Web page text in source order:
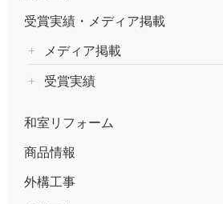
受賞実績・メディア掲載
メディア掲載
受賞実績
和室リフォーム
商品情報
外構工事